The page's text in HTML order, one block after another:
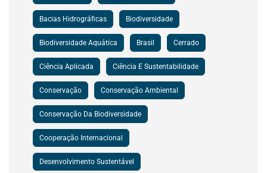
Bacias Hidrográficas Biodiversidade
Biodiversidade Aquática Brasil Cerrado
Ciência Aplicada Ciência E Sustentabilidade
Conservação Conservação Ambiental
Conservação Da Biodiversidade
Cooperação Internacional
Desenvolvimento Sustentável